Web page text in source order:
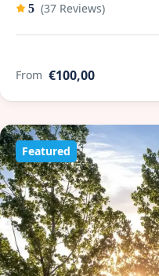
5 (37 Reviews)
From €100,00
Featured